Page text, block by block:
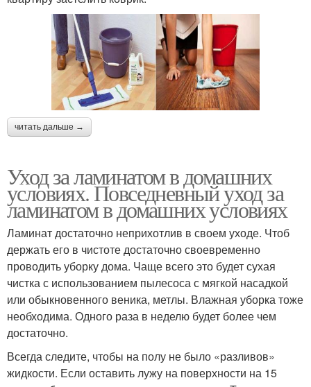
читать дальше →
Уход за ламинатом в домашних
условиях. Повседневный уход за
ламинатом в домашних условиях
Ламинат достаточно неприхотлив в своем уходе. Чтоб
держать его в чистоте достаточно своевременно
проводить уборку дома. Чаще всего это будет сухая
чистка с использованием пылесоса с мягкой насадкой
или обыкновенного веника, метлы. Влажная уборка тоже
необходима. Одного раза в неделю будет более чем
достаточно.
Всегда следите, чтобы на полу не было «разливов»
жидкости. Если оставить лужу на поверхности на 15